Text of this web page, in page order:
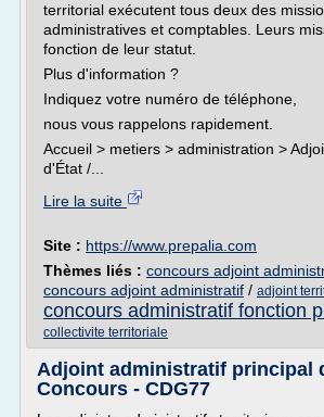
territorial exécutent tous deux des
administratives et comptables. Leurs
fonction de leur statut.
Plus d'information ?
Indiquez votre numéro de téléphone,
nous vous rappelons rapidement.
Accueil > metiers > administration >
d'État /...
Lire la suite
Site : https://www.prepalia.com
Thèmes liés : concours adjoint
concours adjoint administratif / adjoint
concours administratif fonction
collectivite territoriale
Adjoint administratif principal
Concours - CDG77